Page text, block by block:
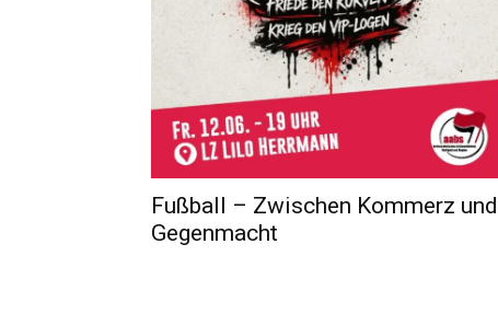
Fußball – Zwischen Kommerz und
Gegenmacht